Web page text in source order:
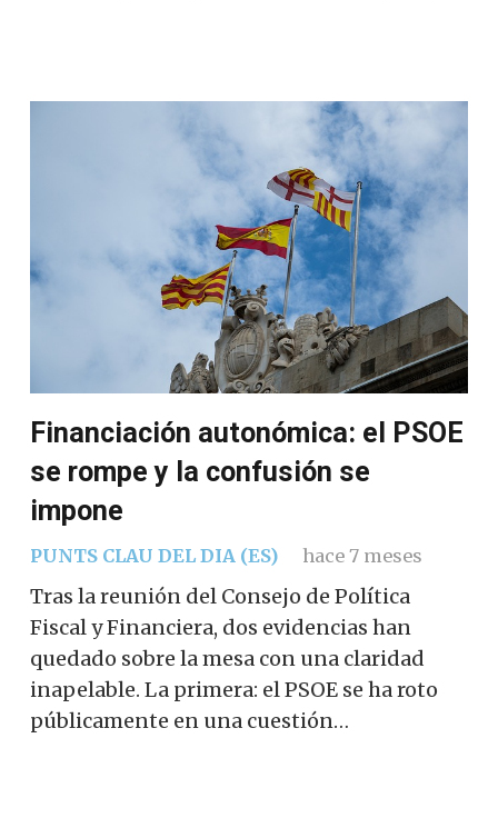
Financiación autonómica: el PSOE
se rompe y la confusión se
impone
PUNTS CLAU DEL DIA (ES) hace 7 meses
Tras la reunión del Consejo de Política
Fiscal y Financiera, dos evidencias han
quedado sobre la mesa con una claridad
inapelable. La primera: el PSOE se ha roto
públicamente en una cuestión…